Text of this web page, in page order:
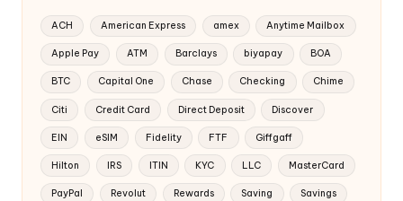
ACH American Express amex Anytime Mailbox
Apple Pay ATM Barclays biyapay BOA
BTC Capital One Chase Checking Chime
Citi Credit Card Direct Deposit Discover
EIN eSIM Fidelity FTF Giffgaff
Hilton IRS ITIN KYC LLC MasterCard
PayPal Revolut Rewards Saving Savings